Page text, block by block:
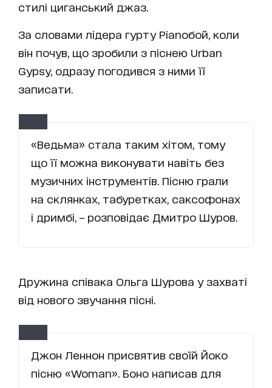
стилі циганський джаз.
За словами лідера гурту Ріаnобой, коли
він почув, що зробили з піснею Urban
Gypsy, одразу погодився з ними її
записати.
«Ведьма» стала таким хітом, тому
що її можна виконувати навіть без
музичних інструментів. Пісню грали
на склянках, табуретках, саксофонах
і дримбі, – розповідає Дмитро Шуров.
Дружина співака Ольга Шурова у захваті
від нового звучання пісні.
Джон Леннон присвятив своїй Йоко
пісню «Woman». Боно написав для